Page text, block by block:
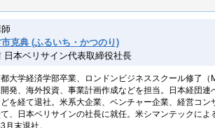
克典 (ふるいち・かつのり)
日本ベリサイン代表取締役社長
大学経済学部卒業、ロンドンビジネススクール修了（
開発、海外投資、事業計画作成などを担当。日本経団連
を経て退社。米系大企業、ベンチャー企業、経営コン
、日本ベリサインの社長に就任。米シマンテックによ
月末退社。